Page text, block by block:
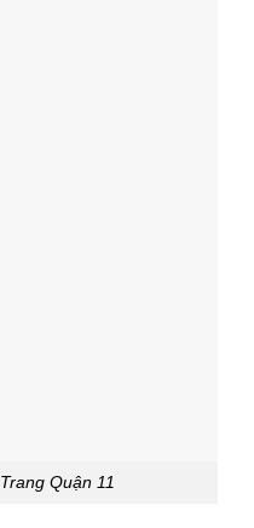
Quận 11